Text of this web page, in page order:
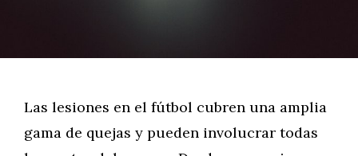
Las lesiones en el fútbol cubren una amplia
gama de quejas y pueden involucrar todas